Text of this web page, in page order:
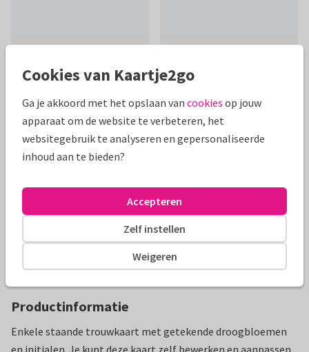
Mooie extra's bij je kaart
Productinformatie
Enkele staande trouwkaart met getekende droogbloemen
en initialen. Je kunt deze kaart zelf bewerken en aanpassen.
Cookies van Kaartje2go
Ga je akkoord met het opslaan van cookies op jouw
apparaat om de website te verbeteren, het
websitegebruik te analyseren en gepersonaliseerde
inhoud aan te bieden?
Weigeren
Zelf instellen
Accepteren